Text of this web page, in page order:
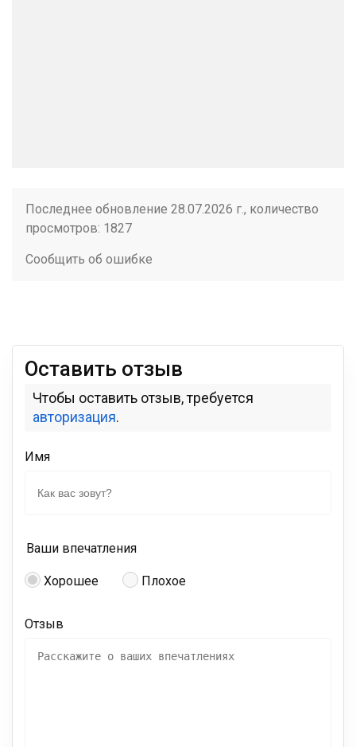
Последнее обновление 28.07.2026 г., количество
просмотров: 1827
Сообщить об ошибке
Оставить отзыв
Чтобы оставить отзыв, требуется
авторизация.
Имя
Ваши впечатления
Хорошее Плохое
Отзыв